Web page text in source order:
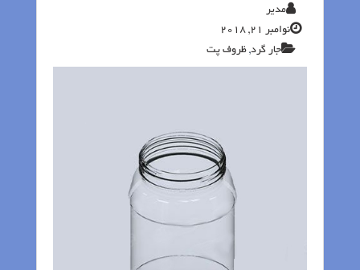
مدیر
نوامبر 21, 2018
جار گرد, ظروف پت‬‎